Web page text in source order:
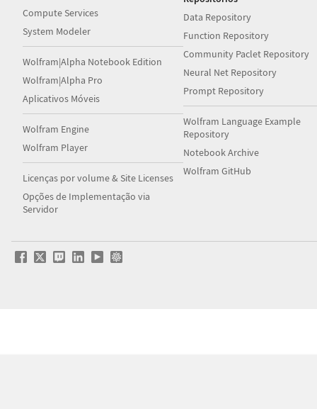
Compute Services
System Modeler
Wolfram|Alpha Notebook Edition
Wolfram|Alpha Pro
Aplicativos Móveis
Wolfram Engine
Wolfram Player
Licenças por volume & Site Licenses
Opções de Implementação via
Servidor
Data Repository
Function Repository
Community Paclet Repository
Neural Net Repository
Prompt Repository
Wolfram Language Example
Repository
Notebook Archive
Wolfram GitHub